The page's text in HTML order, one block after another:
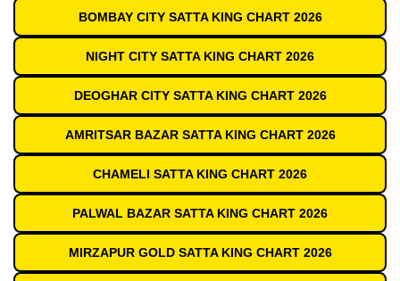
BOMBAY CITY SATTA KING CHART 2026
NIGHT CITY SATTA KING CHART 2026
DEOGHAR CITY SATTA KING CHART 2026
AMRITSAR BAZAR SATTA KING CHART 2026
CHAMELI SATTA KING CHART 2026
PALWAL BAZAR SATTA KING CHART 2026
MIRZAPUR GOLD SATTA KING CHART 2026